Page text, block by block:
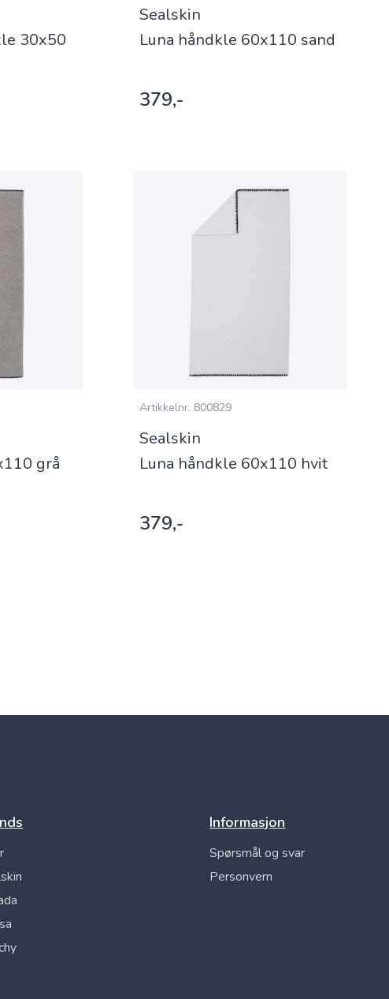
30x50
Sealskin
Luna håndkle 60x110 sand
379,-
grå
Artikkelnr. 800829
Sealskin
Luna håndkle 60x110 hvit
379,-
Informasjon
Spørsmål og svar
Personvern